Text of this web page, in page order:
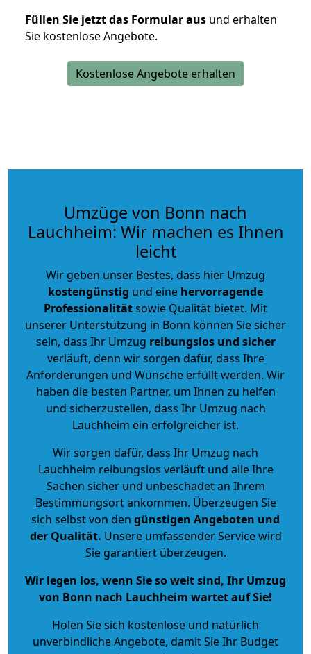
Füllen Sie jetzt das Formular aus und erhalten
Sie kostenlose Angebote.
Kostenlose Angebote erhalten
Umzüge von Bonn nach
Lauchheim: Wir machen es Ihnen
leicht
Wir geben unser Bestes, dass hier Umzug
kostengünstig und eine hervorragende
Professionalitätsowie Qualität bietet. Mit
unserer Unterstützung in Bonn können Sie sicher
sein, dass Ihr Umzug reibungslos und sicher
verläuft, denn wir sorgen dafür, dass Ihre
Anforderungen und Wünsche erfüllt werden. Wir
haben die besten Partner, um Ihnen zu helfen
und sicherzustellen, dass Ihr Umzug nach
Lauchheim ein erfolgreicher ist.
Wir sorgen dafür, dass Ihr Umzug nach
Lauchheim reibungslos verläuft und alle Ihre
Sachen sicher und unbeschadet an Ihrem
Bestimmungsort ankommen. Überzeugen Sie
sich selbst von den günstigen Angeboten und
der Qualität. Unsere umfassender Service wird
Sie garantiert überzeugen.
Wir legen los, wenn Sie so weit sind, Ihr Umzug
von Bonn nach Lauchheim wartet auf Sie!
Holen Sie sich kostenlose und natürlich
unverbindliche Angebote, damit Sie Ihr Budget